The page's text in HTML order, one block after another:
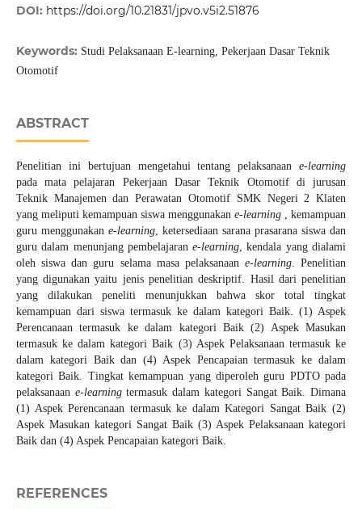
DOI: https://doi.org/10.21831/jpvo.v5i2.51876
Keywords: Studi Pelaksanaan E-learning, Pekerjaan Dasar Teknik
Otomotif
ABSTRACT
Penelitian ini bertujuan mengetahui tentang pelaksanaane-learning
pada mata pelajaran Pekerjaan Dasar Teknik Otomotif di jurusan
Teknik Manajemen dan Perawatan Otomotif SMK Negeri 2 Klaten
yang meliputi kemampuan siswa menggunakane-learning , kemampuan
guru menggunakan e-learning, ketersediaan sarana prasarana siswa dan
guru dalam menunjang pembelajarane-learning, kendala yang dialami
oleh siswa dan guru selama masa pelaksanaan e-learning. Penelitian
yang digunakan yaitu jenis penelitian deskriptif. Hasil dari penelitian
yang dilakukan peneliti menunjukkan bahwa skor total tingkat
kemampuan dari siswa termasuk ke dalam kategori Baik. (1) Aspek
Perencanaan termasuk ke dalam kategori Baik (2) Aspek Masukan
termasuk ke dalam kategori Baik (3) Aspek Pelaksanaan termasuk ke
dalam kategori Baik dan (4) Aspek Pencapaian termasuk ke dalam
kategori Baik. Tingkat kemampuan yang diperoleh guru PDTO pada
pelaksanaan e-learningtermasuk dalam kategori Sangat Baik. Dimana
(1) Aspek Perencanaan termasuk ke dalam Kategori Sangat Baik (2)
Aspek Masukan kategori Sangat Baik (3) Aspek Pelaksanaan kategori
Baik dan (4) Aspek Pencapaian kategori Baik.
REFERENCES